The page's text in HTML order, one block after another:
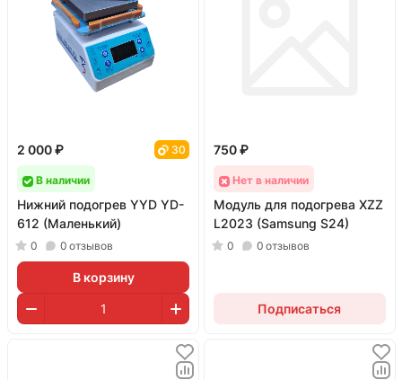
2 000 ₽ 30
В наличии
Нижний подогрев YYD YD-
612 (Маленький)
0 0 отзывов
В корзину
750 ₽
Нет в наличии
Модуль для подогрева XZZ
L2023 (Samsung S24)
0 0 отзывов
Подписаться